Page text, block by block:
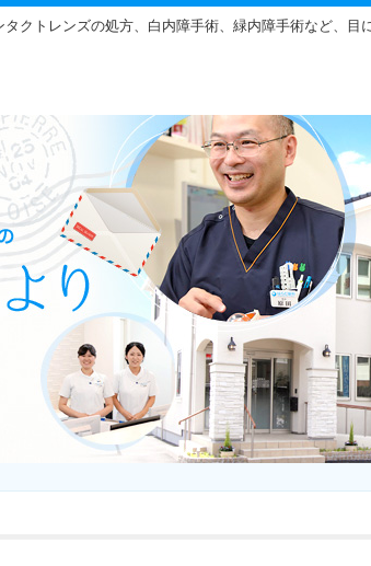
クトレンズの処方、白内障手術、緑内障手術など、目